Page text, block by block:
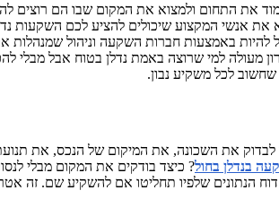
את התחום ולמצוא את המקום שבו הם רוצים
את אנשי המקצוע שיכולים להציע לכם
להיות באמצעות חברות השקעה וניהול
למי שרוצה באמת נדלן בטוח אבל מבלי
את השכונה, את המיקום של הנכס, את
בנדלן בחול? כיצד בודקים את המקום מבלי
שלפיו תחליטו אם להשקיע שם. זה